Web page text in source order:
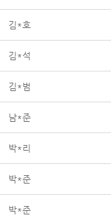
김*호
김*석
김*범
남*준
박*리
박*준
박*준